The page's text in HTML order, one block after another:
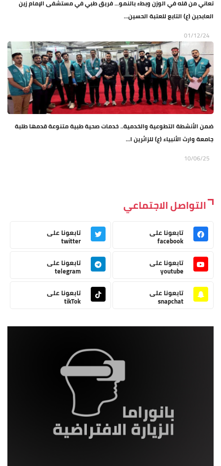
تعاني من قله في الوزن وبطء بالنمو... فريق طبي في مستشفى الإمام زين
العابدين (ع) التابع للعتبة الحسين...
01/12/24
ضمن الأنشطة التطوعية والخدمية.. خدمات صحية طبية متنوعة قدمها طلبة
جامعة وارث الأنبياء (ع) للزائرين ا...
10/06/25
التواصل الاجتماعي
تابعونا على
facebook
تابعونا على
twitter
تابعونا على
youtube
تابعونا على
telegram
تابعونا على
snapchat
تابعونا على
tikTok